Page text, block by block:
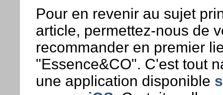
Pour en revenir au sujet
article, permettez-nous de
recommander en premier
"Essence&CO". C'est tout
une application disponible